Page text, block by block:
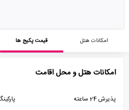
امکانات هتل قیمت پکیج ها
امکانات هتل و محل اقامت
پذیرش 24 ساعته